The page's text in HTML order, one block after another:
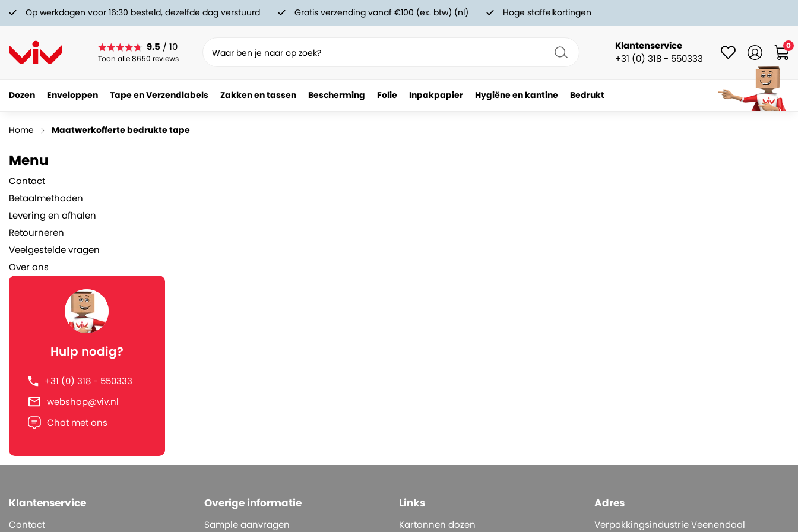
Op werkdagen voor 16:30 besteld, dezelfde dag verstuurd Gratis verzending vanaf €100 (ex. btw) (nl) Hoge staffelkortingen
Klantenservice
+31 (0) 318 - 550333
9.5 / 10
Toon alle 8650 reviews
0
Dozen Enveloppen Tape en Verzendlabels Zakken en tassen Bescherming Folie Inpakpapier Hygiëne en kantine Bedrukt
Home Maatwerkofferte bedrukte tape
Menu
Contact
Betaalmethoden
Levering en afhalen
Retourneren
Veelgestelde vragen
Over ons
Hulp nodig?
+31 (0) 318 - 550333
webshop@viv.nl
Chat met ons
Klantenservice
Contact
Overige informatie
Sample aanvragen
Links
Kartonnen dozen
Adres
Verpakkingsindustrie Veenendaal